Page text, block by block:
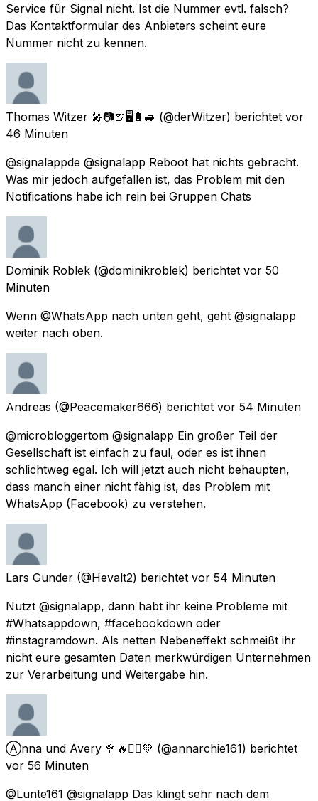
Service für Signal nicht. Ist die Nummer evtl. falsch?
Das Kontaktformular des Anbieters scheint eure
Nummer nicht zu kennen.
Thomas Witzer 🎤📷🍺🖥🔋🚙 (@derWitzer) berichtet vor
46 Minuten
@signalappde @signalapp Reboot hat nichts gebracht.
Was mir jedoch aufgefallen ist, das Problem mit den
Notifications habe ich rein bei Gruppen Chats
Dominik Roblek (@dominikroblek) berichtet vor 50
Minuten
Wenn @WhatsApp nach unten geht, geht @signalapp
weiter nach oben.
Andreas (@Peacemaker666) berichtet vor 54 Minuten
@microbloggertom @signalapp Ein großer Teil der
Gesellschaft ist einfach zu faul, oder es ist ihnen
schlichtweg egal. Ich will jetzt auch nicht behaupten,
dass manch einer nicht fähig ist, das Problem mit
WhatsApp (Facebook) zu verstehen.
Lars Gunder (@Hevalt2) berichtet vor 54 Minuten
Nutzt @signalapp, dann habt ihr keine Probleme mit
#Whatsappdown, #facebookdown oder
#instagramdown. Als netten Nebeneffekt schmeißt ihr
nicht eure gesamten Daten merkwürdigen Unternehmen
zur Verarbeitung und Weitergabe hin.
Ⓐnna und Avery 🥦🔥✊🏻💚 (@annarchie161) berichtet
vor 56 Minuten
@Lunte161 @signalapp Das klingt sehr nach dem